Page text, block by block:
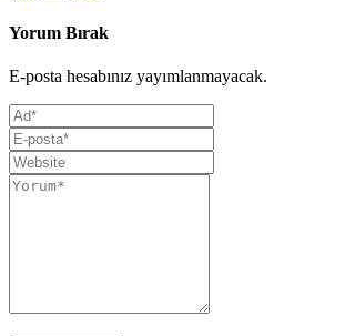
Yorum Bırak
E-posta hesabınız yayımlanmayacak.